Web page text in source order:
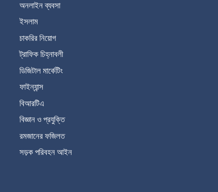
অনলাইন ব্যবসা
ইসলাম
চাকরির নিয়োগ
ট্রাফিক চিহ্নাবলী
ডিজিটাল মার্কেটিং
ফাইন্যান্স
বিআরটিএ
বিজ্ঞান ও প্রযুক্তি
রমজানের ফজিলত
সড়ক পরিবহন আইন